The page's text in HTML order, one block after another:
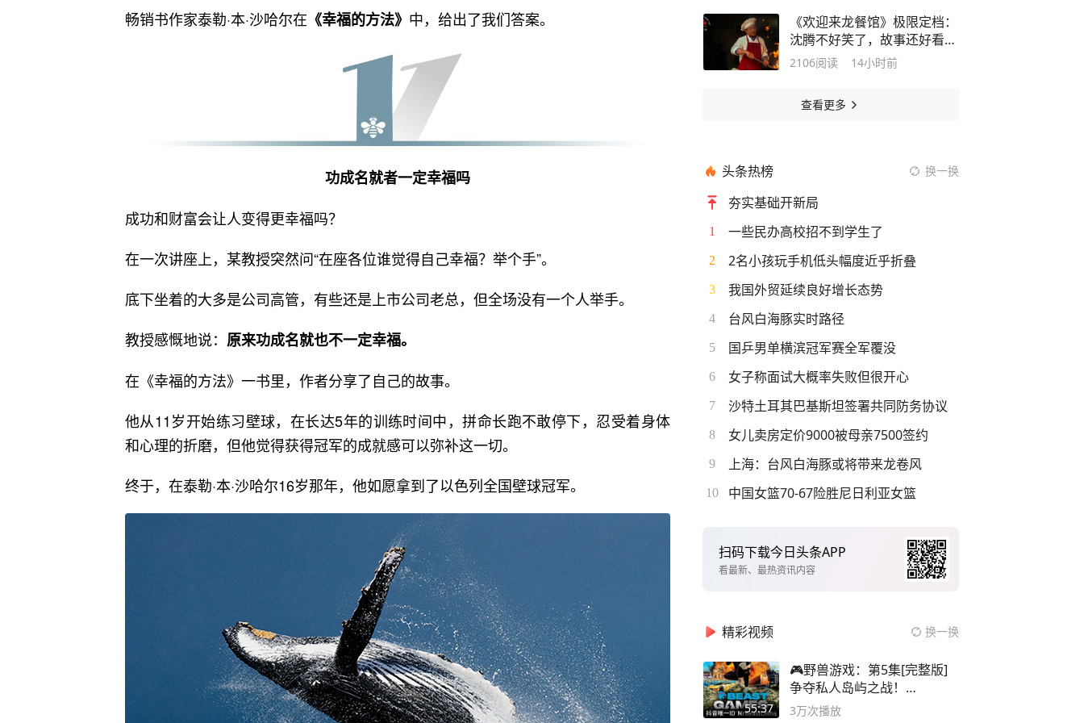
畅销书作家泰勒·本·沙哈尔在 《幸福的方法》 中，给出了我们答案。
功成名就者一定幸福吗
成功和财富会让人变得更幸福吗？
在一次讲座上，某教授突然问“在座各位谁觉得自己幸福？举个手”。
底下坐着的大多是公司高管，有些还是上市公司老总，但全场没有一个人举手。
教授感慨地说： 原来功成名就也不一定幸福。
在《幸福的方法》一书里，作者分享了自己的故事。
他从11岁开始练习壁球，在长达5年的训练时间中，拼命长跑不敢停下，忍受着身体
和心理的折磨，但他觉得获得冠军的成就感可以弥补这一切。
终于，在泰勒·本·沙哈尔16岁那年，他如愿拿到了以色列全国壁球冠军。
《欢迎来龙餐馆》极限定档：
沈腾不好笑了，故事还好看
吗？
2106阅读 14小时前
查看更多
头条热榜 换一换
夯实基础开新局
1 一些民办高校招不到学生了
2 2名小孩玩手机低头幅度近乎折叠
3 我国外贸延续良好增长态势
4 台风白海豚实时路径
5 国乒男单横滨冠军赛全军覆没
6 女子称面试大概率失败但很开心
7 沙特土耳其巴基斯坦签署共同防务协议
8 女儿卖房定价9000被母亲7500签约
9 上海：台风白海豚或将带来龙卷风
10 中国女篮70-67险胜尼日利亚女篮
扫码下载今日头条APP
看最新、最热资讯内容
精彩视频 换一换
55:37
🎮野兽游戏：第5集[完整版]
争夺私人岛屿之战！
#MrBeastChina
3万次播放